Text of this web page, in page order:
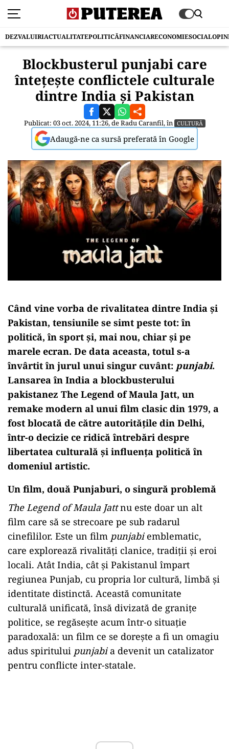
DEZVALUIRIACTUALITATEPOLITICĂFINANCIARECONOMIESOCIAL
Blockbusterul punjabi care
întețește conflictele culturale
dintre India și Pakistan
Publicat: 03 oct. 2024, 11:26, deRadu Caranfil, în CULTURĂ
Adaugă-ne ca sursă preferată în Google
Când vine vorba de rivalitatea dintre India și
Pakistan, tensiunile se simt peste tot: în
politică, în sport și, mai nou, chiar și pe
marele ecran. De data aceasta, totul s-a
învârtit în jurul unui singur cuvânt: punjabi.
Lansarea în India a blockbusterului
pakistanez The Legend of Maula Jatt, un
remake modern al unui film clasic din 1979, a
fost blocată de către autoritățile din Delhi,
într-o decizie ce ridică întrebări despre
libertatea culturală și influența politică în
domeniul artistic.
Un film, două Punjaburi, o singură problemă
The Legend of Maula Jattnu este doar un alt
film care să se strecoare pe sub radarul
cinefililor. Este un film punjabiemblematic,
care explorează rivalități clanice, tradiții și eroi
locali. Atât India, cât și Pakistanul împart
regiunea Punjab, cu propria lor cultură, limbă și
identitate distinctă. Această comunitate
culturală unificată, însă divizată de granițe
politice, se regăsește acum într-o situație
paradoxală: un film ce se dorește a fi un omagiu
adus spiritului punjabia devenit un catalizator
pentru conflicte inter-statale.